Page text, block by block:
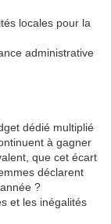
locales pour la
administrative
dédié multiplié
à gagner
que cet écart
déclarent
?
et les inégalités